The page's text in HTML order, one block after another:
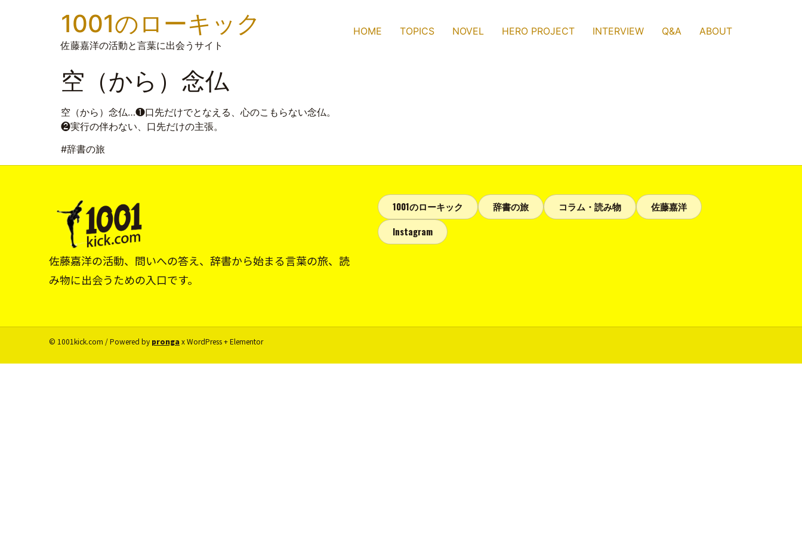
1001のローキック
佐藤嘉洋の活動と言葉に出会うサイト
HOME TOPICS NOVEL HERO PROJECT INTERVIEW Q&A ABOUT
空（から）念仏
空（から）念仏…❶口先だけでとなえる、心のこもらない念仏。
❷実行の伴わない、口先だけの主張。
#辞書の旅
佐藤嘉洋の活動、問いへの答え、辞書から始まる言葉の旅、読
み物に出会うための入口です。
1001のローキック 辞書の旅 コラム・読み物
佐藤嘉洋
Instagram
© 1001kick.com / Powered by prongax WordPress + Elementor